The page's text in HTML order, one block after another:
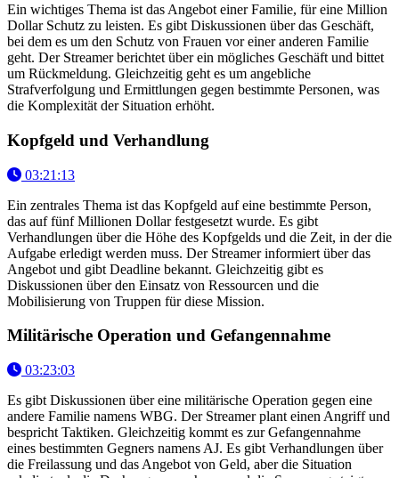
Ein wichtiges Thema ist das Angebot einer Familie, für eine Million
Dollar Schutz zu leisten. Es gibt Diskussionen über das Geschäft,
bei dem es um den Schutz von Frauen vor einer anderen Familie
geht. Der Streamer berichtet über ein mögliches Geschäft und bittet
um Rückmeldung. Gleichzeitig geht es um angebliche
Strafverfolgung und Ermittlungen gegen bestimmte Personen, was
die Komplexität der Situation erhöht.
Kopfgeld und Verhandlung
03:21:13
Ein zentrales Thema ist das Kopfgeld auf eine bestimmte Person,
das auf fünf Millionen Dollar festgesetzt wurde. Es gibt
Verhandlungen über die Höhe des Kopfgelds und die Zeit, in der die
Aufgabe erledigt werden muss. Der Streamer informiert über das
Angebot und gibt Deadline bekannt. Gleichzeitig gibt es
Diskussionen über den Einsatz von Ressourcen und die
Mobilisierung von Truppen für diese Mission.
Militärische Operation und Gefangennahme
03:23:03
Es gibt Diskussionen über eine militärische Operation gegen eine
andere Familie namens WBG. Der Streamer plant einen Angriff und
bespricht Taktiken. Gleichzeitig kommt es zur Gefangennahme
eines bestimmten Gegners namens AJ. Es gibt Verhandlungen über
die Freilassung und das Angebot von Geld, aber die Situation